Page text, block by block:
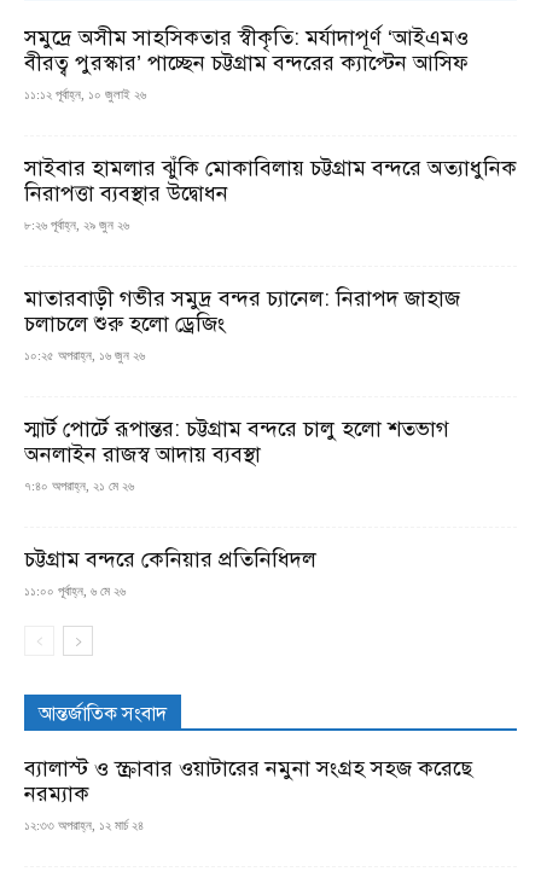
সমুদ্রে অসীম সাহসিকতার স্বীকৃতি: মর্যাদাপূর্ণ ‘আইএমও
বীরত্ব পুরস্কার’ পাচ্ছেন চট্টগ্রাম বন্দরের ক্যাপ্টেন আসিফ
১১:১২ পূর্বাহ্ন, ১০ জুলাই ২৬
সাইবার হামলার ঝুঁকি মোকাবিলায় চট্টগ্রাম বন্দরে অত্যাধুনিক
নিরাপত্তা ব্যবস্থার উদ্বোধন
৮:২৬ পূর্বাহ্ন, ২৯ জুন ২৬
মাতারবাড়ী গভীর সমুদ্র বন্দর চ্যানেল: নিরাপদ জাহাজ
চলাচলে শুরু হলো ড্রেজিং
১০:২৫ অপরাহ্ন, ১৬ জুন ২৬
স্মার্ট পোর্টে রূপান্তর: চট্টগ্রাম বন্দরে চালু হলো শতভাগ
অনলাইন রাজস্ব আদায় ব্যবস্থা
৭:৪০ অপরাহ্ন, ২১ মে ২৬
চট্টগ্রাম বন্দরে কেনিয়ার প্রতিনিধিদল
১১:০০ পূর্বাহ্ন, ৬ মে ২৬
আন্তর্জাতিক সংবাদ
ব্যালাস্ট ও স্ক্রাবার ওয়াটারের নমুনা সংগ্রহ সহজ করেছে
নরম্যাক
১২:৩৩ অপরাহ্ন, ১২ মার্চ ২৪